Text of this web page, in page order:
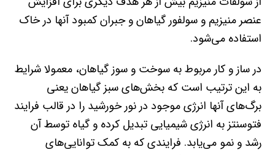
عنصر منیزیم و سولفور گیاهان و جبران کمبود آنها در خاک
استفاده می‌شود.
در ساز و کار مربوط به سوخت و سوز گیاهان، معمولا شرایط
به این ترتیب است که بخش‌های سبز گیاهان یعنی
برگ‌های آنها انرژی موجود در نور خورشید را در قالب فرایند
فتوسنتز به انرژی شیمیایی تبدیل کرده و گیاه توسط آن
رشد و نمو می‌یابد. فرایندی که به کمک توانایی‌های